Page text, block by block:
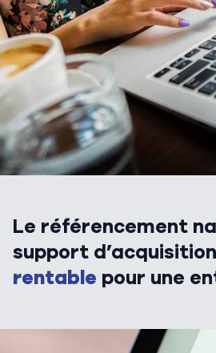
Le référencement
support
rentable pour une